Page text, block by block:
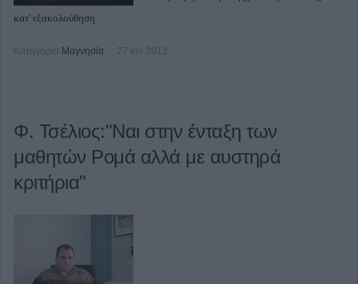
κατ' εξακολούθηση.
Κατηγορία Μαγνησία 27 Ιαν 2012
Φ. Τσέλιος:"Ναι στην ένταξη των
μαθητών Ρομά αλλά με αυστηρά
κριτήρια"